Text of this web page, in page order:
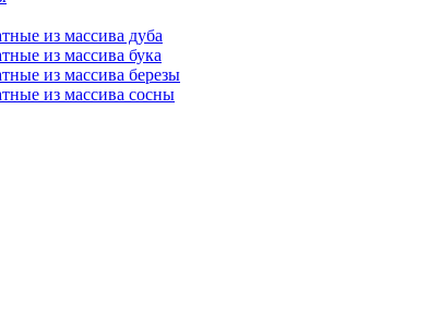
из массива дуба
из массива бука
из массива березы
из массива сосны